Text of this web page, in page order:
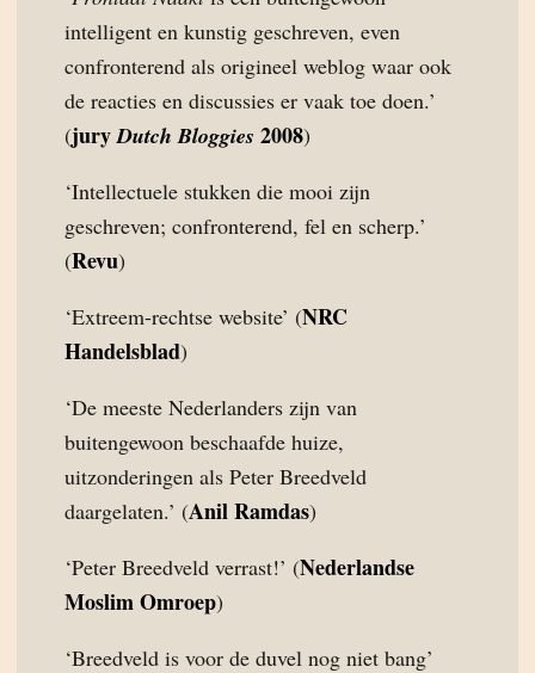
intelligent en kunstig geschreven, even
confronterend als origineel weblog waar ook
de reacties en discussies er vaak toe doen.’
(juryDutch Bloggies 2008)
‘Intellectuele stukken die mooi zijn
geschreven; confronterend, fel en scherp.’
(Revu)
‘Extreem-rechtse website’ (NRC
Handelsblad)
‘De meeste Nederlanders zijn van
buitengewoon beschaafde huize,
uitzonderingen als Peter Breedveld
daargelaten.’ (Anil Ramdas)
‘Peter Breedveld verrast!’ (Nederlandse
Moslim Omroep)
‘Breedveld is voor de duvel nog niet bang’